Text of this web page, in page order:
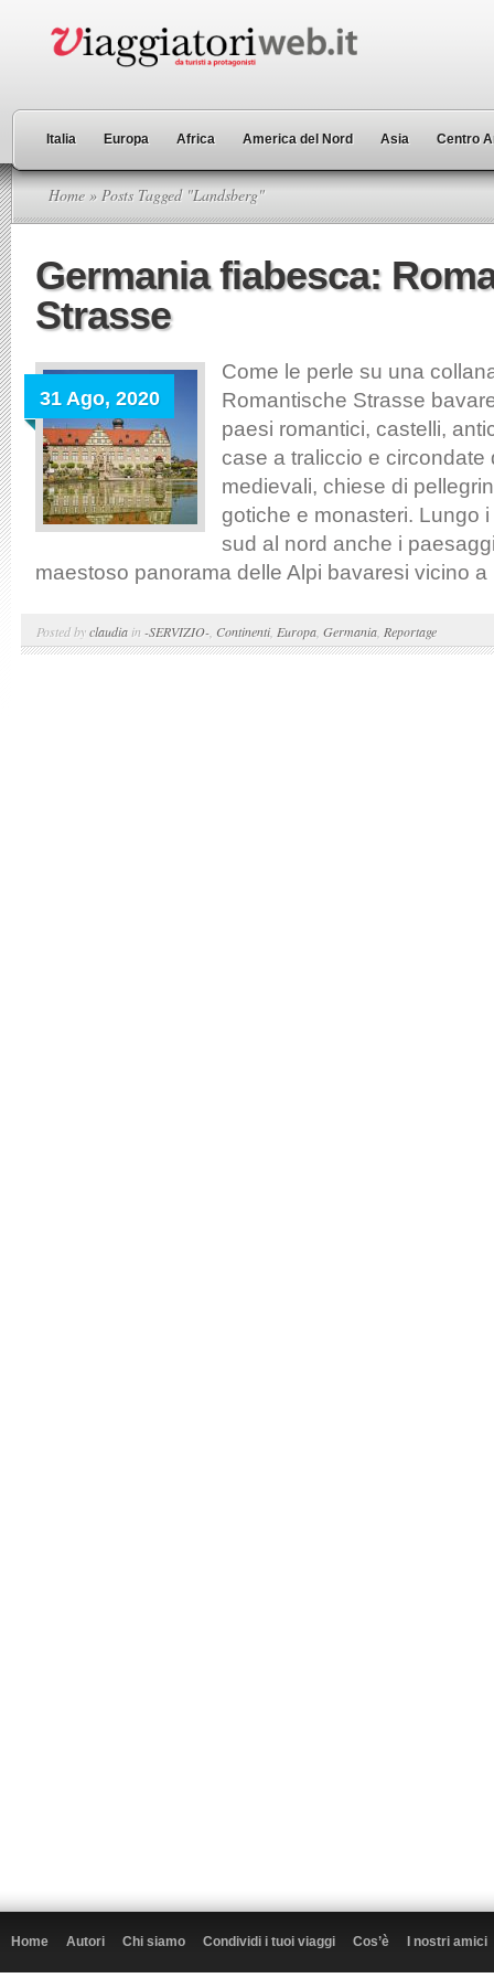
Italia Europa Africa America del Nord Asia Centro
Home » Posts Tagged "Landsberg"
Germania fiabesca:
Strasse
31 Ago, 2020
Come le perle su una
Romantische Strasse
paesi romantici, castelli,
case a traliccio e circondate
medievali, chiese di
gotiche e monasteri. Lungo
sud al nord anche i
maestoso panorama delle Alpi bavaresi vicino a
Posted byclaudia in -SERVIZIO- Continenti, Europa Germania Reportage
Home Autori Chi siamo Condividi i tuoi viaggi Cos’è I nostri amici